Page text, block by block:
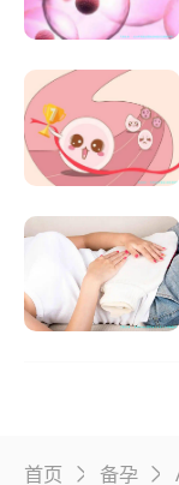
首页 备孕